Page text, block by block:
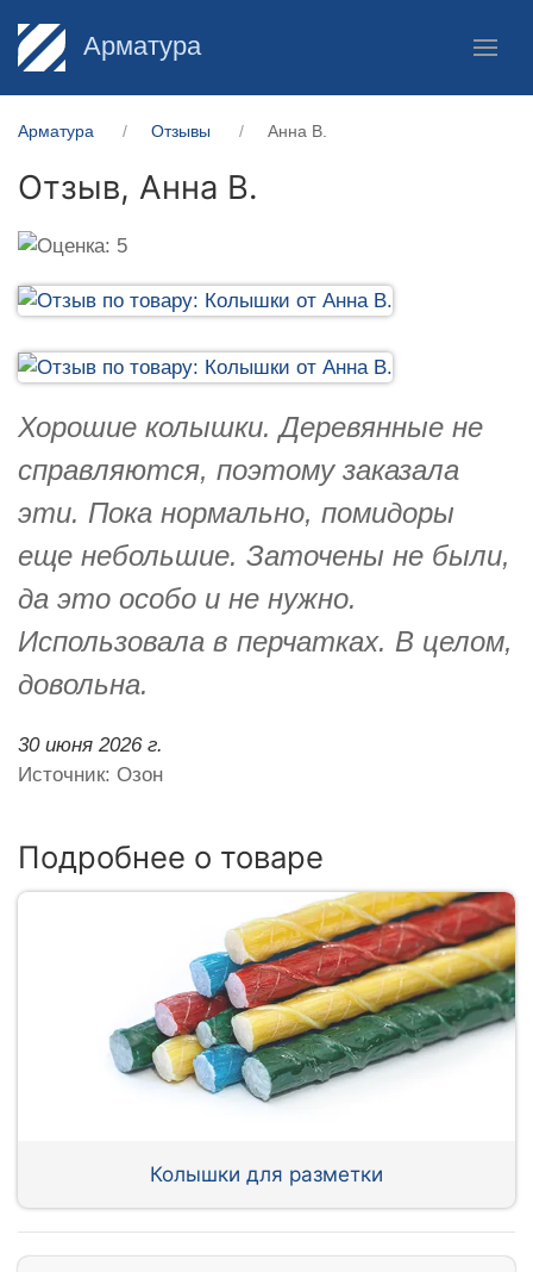
Арматура
Арматура Отзывы Анна В.
Отзыв, Анна В.
Хорошие колышки. Деревянные не
справляются, поэтому заказала
эти. Пока нормально, помидоры
еще небольшие. Заточены не были,
да это особо и не нужно.
Использовала в перчатках. В целом,
довольна.
30 июня 2026 г.
Источник: Озон
Подробнее о товаре
Колышки для разметки